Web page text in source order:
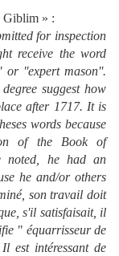
Giblim » :
for inspection
receive the word
or ''expert mason''.
suggest how
after 1717. It is
words because
of the Book of
noted, he had an
he and/or others
son travail doit
s'il satisfaisait, il
" équarrisseur de
est intéressant de